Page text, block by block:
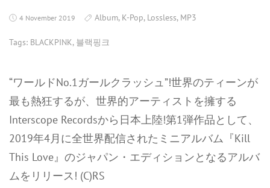
4 November 2019 Album, K-Pop, Lossless, MP3
Tags: BLACKPINK, 블랙핑크
“ワールドNo.1ガールクラッシュ”!世界のティーンが
最も熱狂するが、世界的アーティストを擁する
Interscope Recordsから日本上陸!第1弾作品として、
2019年4月に全世界配信されたミニアルバム『Kill
This Love』のジャパン・エディションとなるアルバ
ムをリリース! (C)RS